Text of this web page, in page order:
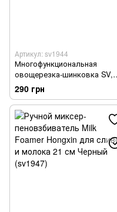
Артикул: sv1944
Многофункциональная
овощерезка-шинковка SV,
терка для овощей и фруктов
10 в 1 Красный (sv1944)
290 грн